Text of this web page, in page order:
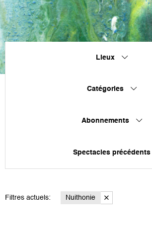
Lieux
Catégories
Abonnements
Spectacles précédents
Filtres actuels: Nuithonie